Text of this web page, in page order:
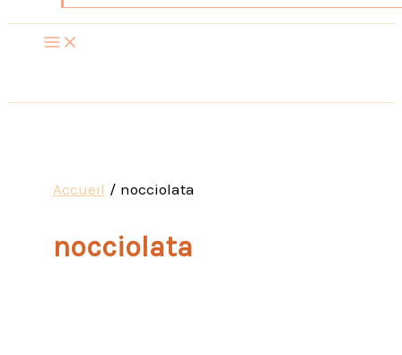
Accueil nocciolata
nocciolata